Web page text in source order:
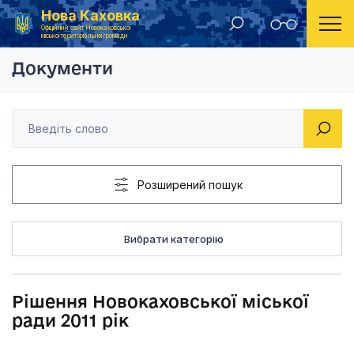
Нова Каховка
Офіційний сайт Новокаховської
міської територіальної громади
Головна Рішення Новокаховської міської ради 2011 рік
Документи
Розширений пошук
Вибрати категорію
Рішення Новокаховської міської
ради 2011 рік